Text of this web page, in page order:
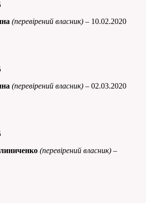
(перевірений власник) – 10.02.2020
(перевірений власник) – 02.03.2020
(перевірений власник) –